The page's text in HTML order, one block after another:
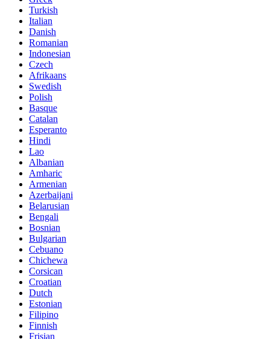
Turkish
Italian
Danish
Romanian
Indonesian
Czech
Afrikaans
Swedish
Polish
Basque
Catalan
Esperanto
Hindi
Lao
Albanian
Amharic
Armenian
Azerbaijani
Belarusian
Bengali
Bosnian
Bulgarian
Cebuano
Chichewa
Corsican
Croatian
Dutch
Estonian
Filipino
Finnish
Frisian